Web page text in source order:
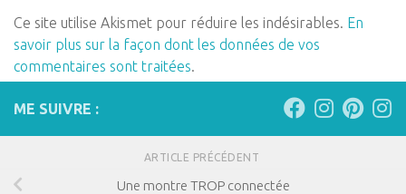
Ce site utilise Akismet pour réduire les indésirables. En
savoir plus sur la façon dont les données de vos
commentaires sont traitées.
ME SUIVRE :
ARTICLE PRÉCÉDENT
Une montre TROP connectée